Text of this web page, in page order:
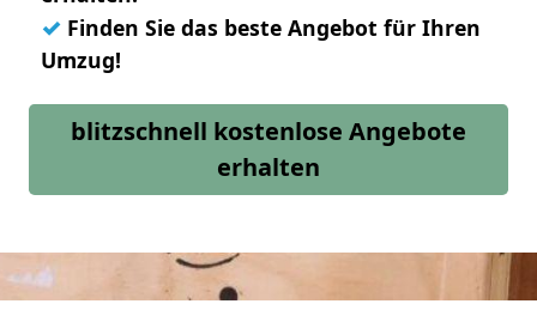
✓ Finden Sie das beste Angebot für Ihren
Umzug!
blitzschnell kostenlose Angebote
erhalten